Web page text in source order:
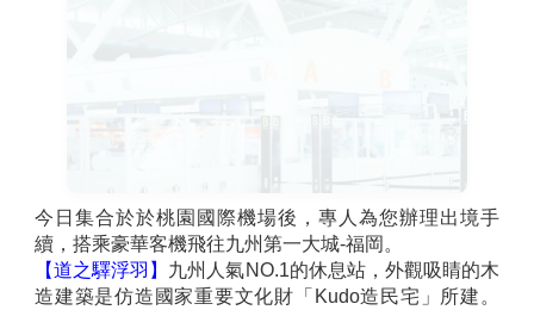
今日集合於於桃園國際機場後，專人為您辦理出境手
續，搭乘豪華客機飛往九州第一大城-福岡。
【道之驛浮羽】 九州人氣NO.1的休息站，外觀吸睛的木
造建築是仿造國家重要文化財「Kudo造民宅」所建。